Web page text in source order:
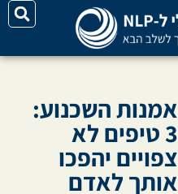
אמנות השכנוע:
3 טיפים לא
צפויים יהפכו
אותך לאדם